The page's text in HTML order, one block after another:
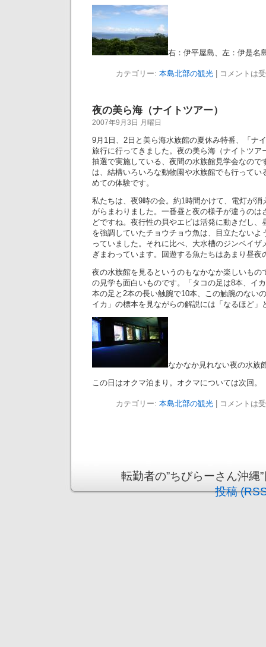
右：伊平屋島、左：伊是名
カテゴリー: 本島北部の観光 コメントは
夜の美ら海（ナイトツアー）
2007年9月3日 月曜日
9月1日、2日と美ら海水族館の夏休み特番、「ナ
旅行に行ってきました。夜の美ら海（ナイトツア
抽選で実施している、夜間の水族館見学会なので
は、結構いろいろな動物園や水族館でも行ってい
めての体験です。
私たちは、夜9時の会。約1時間かけて、電灯が
がらまわりました。一番昼と夜の様子が違うのは
どですね。夜行性の貝やエビは活発に動きだし、
を強調していたチョウチョウ魚は、目立たないよ
っていました。それに比べ、大水槽のジンベイザ
ぎまわっています。回遊する魚たちはあまり昼夜
夜の水族館を見るというのもなかなか楽しいもの
の見学も面白いものです。「タコの足は8本、イ
本の足と2本の長い触腕で10本、この触腕のない
イカ」の標本を見ながらの解説には「なるほど」
なかなか見れない夜の水族
この日はオクマ泊まり。オクマについては次回。
カテゴリー: 本島北部の観光 コメントは
転勤者の”ちびらーさん沖
投稿